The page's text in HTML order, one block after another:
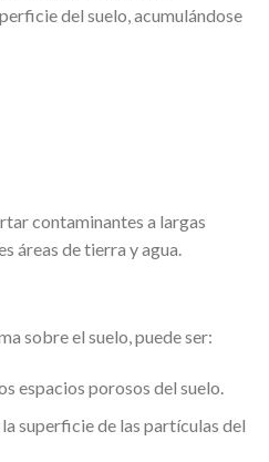
del suelo, acumulándose
contaminantes a largas
áreas de tierra y agua.
sobre el suelo, puede ser:
espacios porosos del suelo.
la superficie de las partículas del